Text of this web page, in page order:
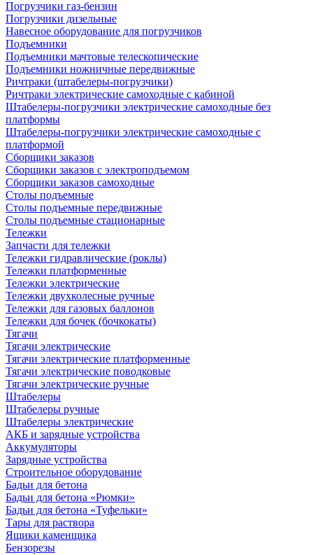
Погрузчики газ-бензин
Погрузчики дизельные
Навесное оборудование для погрузчиков
Подъемники
Подъемники мачтовые телескопические
Подъемники ножничные передвижные
Ричтраки (штабелеры-погрузчики)
Ричтраки электрические самоходные с кабиной
Штабелеры-погрузчики электрические самоходные без
платформы
Штабелеры-погрузчики электрические самоходные с
платформой
Сборщики заказов
Сборщики заказов с электроподъемом
Сборщики заказов самоходные
Столы подъемные
Столы подъемные передвижные
Столы подъемные стационарные
Тележки
Запчасти для тележки
Тележки гидравлические (роклы)
Тележки платформенные
Тележки электрические
Тележки двухколесные ручные
Тележки для газовых баллонов
Тележки для бочек (бочкокаты)
Тягачи
Тягачи электрические
Тягачи электрические платформенные
Тягачи электрические поводковые
Тягачи электрические ручные
Штабелеры
Штабелеры ручные
Штабелеры электрические
АКБ и зарядные устройства
Аккумуляторы
Зарядные устройства
Строительное оборудование
Бадьи для бетона
Бадьи для бетона «Рюмки»
Бадьи для бетона «Туфельки»
Тары для раствора
Ящики каменщика
Бензорезы